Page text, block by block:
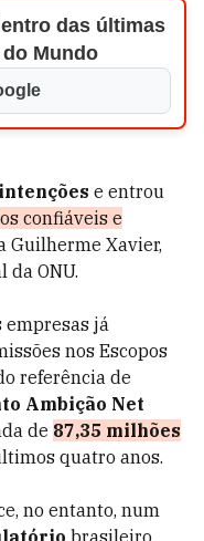
das últimas
Mundo
intenções e entrou
confiáveis e
Guilherme Xavier,
da ONU.
empresas já
nos Escopos
referência de
Ambição Net
de 87,35 milhões
quatro anos.
no entanto, num
brasileiro